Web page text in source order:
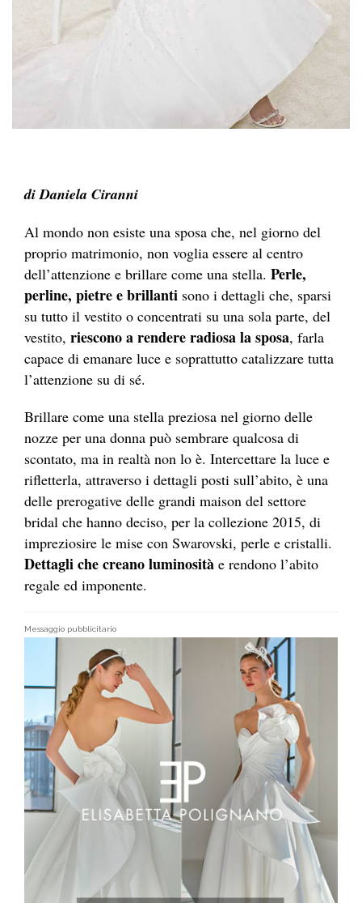
di Daniela Ciranni
Al mondo non esiste una sposa che, nel giorno del
proprio matrimonio, non voglia essere al centro
dell’attenzione e brillare come una stella. Perle,
perline, pietre e brillanti sono i dettagli che, sparsi
su tutto il vestito o concentrati su una sola parte, del
vestito, riescono a rendere radiosa la sposa, farla
capace di emanare luce e soprattutto catalizzare tutta
l’attenzione su di sé.
Brillare come una stella preziosa nel giorno delle
nozze per una donna può sembrare qualcosa di
scontato, ma in realtà non lo è. Intercettare la luce e
rifletterla, attraverso i dettagli posti sull’abito, è una
delle prerogative delle grandi maison del settore
bridal che hanno deciso, per la collezione 2015, di
impreziosire le mise con Swarovski, perle e cristalli.
Dettagli che creano luminosità e rendono l’abito
regale ed imponente.
Messaggio pubblicitario